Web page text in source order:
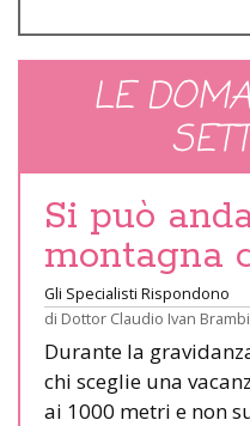
LE
Si può
montagna
Gli Specialisti Rispondono
di Dottor Claudio Ivan
Durante la
chi sceglie una
ai 1000 metri e non